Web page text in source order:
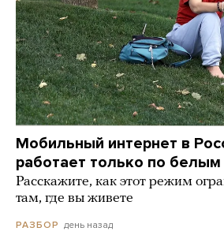
Мобильный интернет в
работает только по белым
Расскажите, как этот режим
там, где вы живете
РАЗБОР день назад